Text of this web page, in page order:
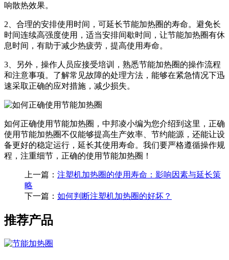
响散热效果。
2、合理的安排使用时间，可延长节能加热圈的寿命。避免长
时间连续高强度使用，适当安排间歇时间，让节能加热圈有休
息时间，有助于减少热疲劳，提高使用寿命。
3、另外，操作人员应接受培训，熟悉节能加热圈的操作流程
和注意事项。了解常见故障的处理方法，能够在紧急情况下迅
速采取正确的应对措施，减少损失。
如何正确使用节能加热圈，中邦凌小编为您介绍到这里，正确
使用节能加热圈不仅能够提高生产效率、节约能源，还能让设
备更好的稳定运行，延长其使用寿命。我们要严格遵循操作规
程，注重细节，正确的使用节能加热圈！
上一篇： 注塑机加热圈的使用寿命：影响因素与延长策
略
下一篇： 如何判断注塑机加热圈的好坏？
推荐产品